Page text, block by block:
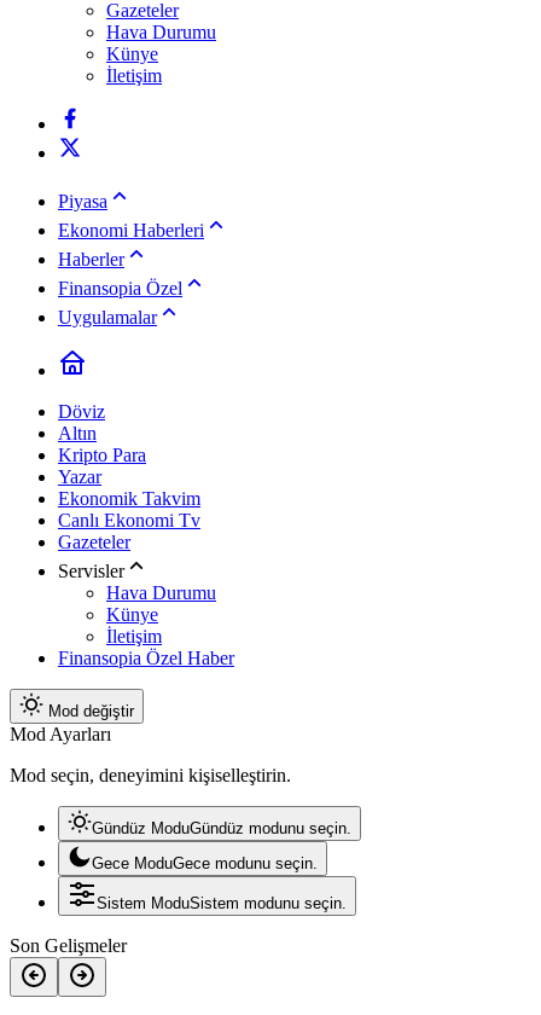
Gazeteler
Hava Durumu
Künye
İletişim
Piyasa
Ekonomi Haberleri
Haberler
Finansopia Özel
Uygulamalar
Döviz
Altın
Kripto Para
Yazar
Ekonomik Takvim
Canlı Ekonomi Tv
Gazeteler
Servisler
Hava Durumu
Künye
İletişim
Finansopia Özel Haber
Mod değiştir
Mod Ayarları
Mod seçin, deneyimini kişiselleştirin.
Gündüz ModuGündüz modunu seçin.
Gece ModuGece modunu seçin.
Sistem ModuSistem modunu seçin.
Son Gelişmeler